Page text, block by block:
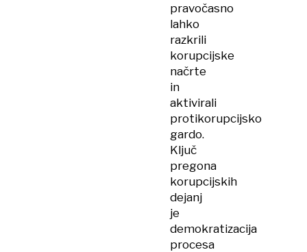
pravočasno
lahko
razkrili
korupcijske
načrte
in
aktivirali
protikorupcijsko
gardo.
Ključ
pregona
korupcijskih
dejanj
je
demokratizacija
procesa